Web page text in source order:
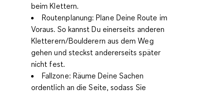
beim Klettern.
Routenplanung: Plane Deine Route im
Voraus. So kannst Du einerseits anderen
Kletterern/Boulderern aus dem Weg
gehen und steckst andererseits später
nicht fest.
Fallzone: Räume Deine Sachen
ordentlich an die Seite, sodass Sie